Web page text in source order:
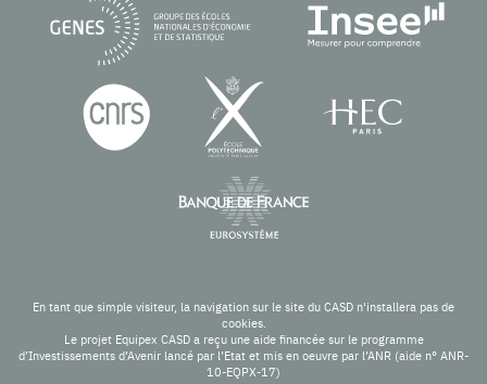
En tant que simple visiteur, la navigation sur le site du CASD n'installera pas de
cookies.
Le projet Equipex CASD a reçu une aide financée sur le programme
d’Investissements d’Avenir lancé par l’Etat et mis en oeuvre par l’ANR (aide n° ANR-
10-EQPX-17)